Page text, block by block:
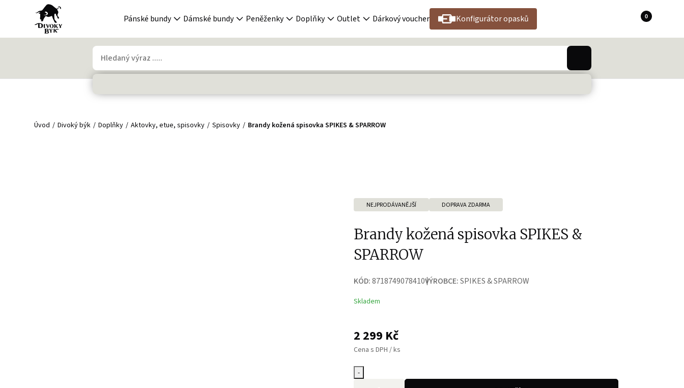
Pánské bundy Dámské bundy Peněženky Doplňky Outlet Dárkový voucher Konfigurátor opasků 0
Úvod Divoký býk Doplňky Aktovky, etue, spisovky Spisovky Brandy kožená spisovka SPIKES & SPARROW
NEJPRODÁVANĚJŠÍ DOPRAVA ZDARMA
Brandy kožená spisovka SPIKES &
SPARROW
KÓD:8718749078410VÝROBCE:SPIKES & SPARROW
Skladem
2 299 Kč
Cena s DPH / ks
-